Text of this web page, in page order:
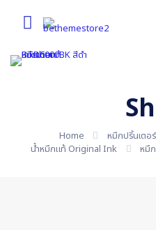
Home หมึกปริ้นเตอร์
น้ำหมึกแท้ Original Ink
หมึ